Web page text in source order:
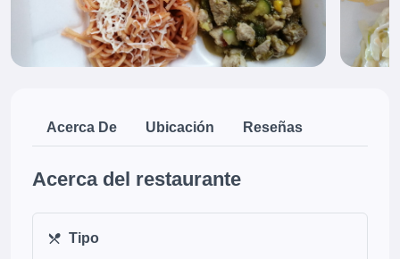
Acerca De Ubicación Reseñas
Acerca del restaurante
Tipo